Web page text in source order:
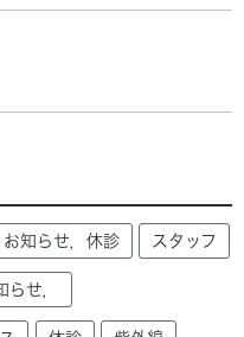
お知らせ，休診 スタッフ
らせ，